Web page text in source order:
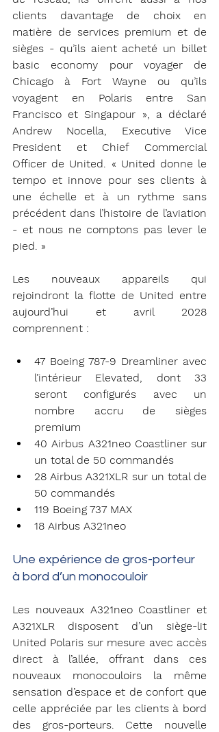
clients davantage de choix en
matière de services premium et de
sièges - qu’ils aient acheté un billet
basic economy pour voyager de
Chicago à Fort Wayne ou qu’ils
voyagent en Polaris entre San
Francisco et Singapour », a déclaré
Andrew Nocella, Executive Vice
President et Chief Commercial
Officer de United. « United donne le
tempo et innove pour ses clients à
une échelle et à un rythme sans
précédent dans l’histoire de l’aviation
- et nous ne comptons pas lever le
pied. »
Les nouveaux appareils qui
rejoindront la flotte de United entre
aujourd’hui et avril 2028
comprennent :
47 Boeing 787-9 Dreamliner avec
l’intérieur Elevated, dont 33
seront configurés avec un
nombre accru de sièges
premium
40 Airbus A321neo Coastliner sur
un total de 50 commandés
28 Airbus A321XLR sur un total de
50 commandés
119 Boeing 737 MAX
18 Airbus A321neo
Une expérience de gros-porteur
à bord d’un monocouloir
Les nouveaux A321neo Coastliner et
A321XLR disposent d’un siège-lit
United Polaris sur mesure avec accès
direct à l’allée, offrant dans ces
nouveaux monocouloirs la même
sensation d’espace et de confort que
celle appréciée par les clients à bord
des gros-porteurs. Cette nouvelle